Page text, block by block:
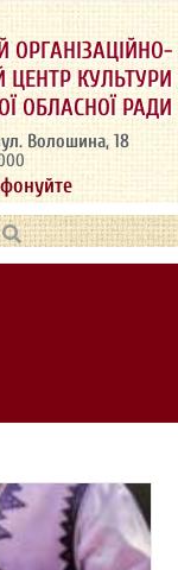
ОРГАНІЗАЦІЙНО-
КУЛЬТУРИ
ОБЛАСНОЇ РАДИ
Волошина, 18